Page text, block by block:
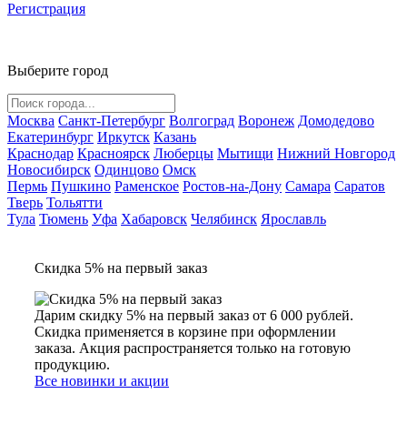
Регистрация
Выберите город
Москва Санкт-Петербург Волгоград Воронеж Домодедово
Екатеринбург Иркутск Казань
Краснодар Красноярск Люберцы Мытищи Нижний Новгород
Новосибирск Одинцово Омск
Пермь Пушкино Раменское Ростов-на-Дону Самара Саратов
Тверь Тольятти
Тула Тюмень Уфа Хабаровск Челябинск Ярославль
Скидка 5% на первый заказ
Дарим скидку 5% на первый заказ от 6 000 рублей.
Скидка применяется в корзине при оформлении
заказа. Акция распространяется только на готовую
продукцию.
Все новинки и акции